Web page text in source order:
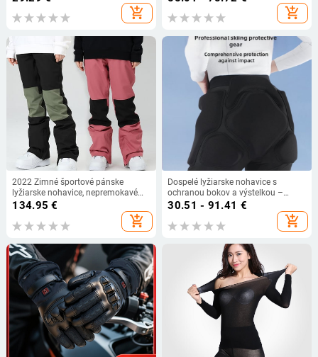
flísové termoprádlo, plus veľkosť,
cezhraničné
add_shopping_cart add_shopping_cart
2022 Zimné športové pánske
lyžiarske nohavice, nepremokavé
dámske snowboardové nohavice,
outdoorové dámske lyžiarske
overaly, pánske turistické tepláky
134.95 €
add_shopping_cart
Dospelé lyžiarske nohavice s
ochranou bokov a výstelkou –
kompletná sada proti pádom pre
30.51 - 91.41 €
add_shopping_cart